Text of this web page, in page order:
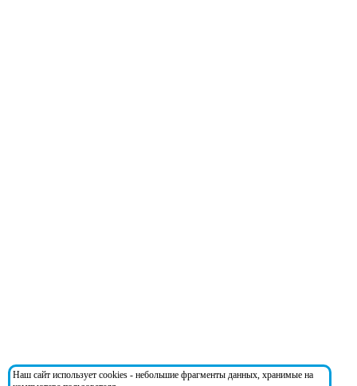
Наш сайт использует cookies - небольшие фрагменты данных, хранимые на